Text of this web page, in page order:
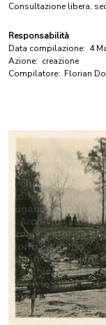
Consultazione libera,
Responsabilità
Data compilazione: 4
Azione: creazione
Compilatore: Florian